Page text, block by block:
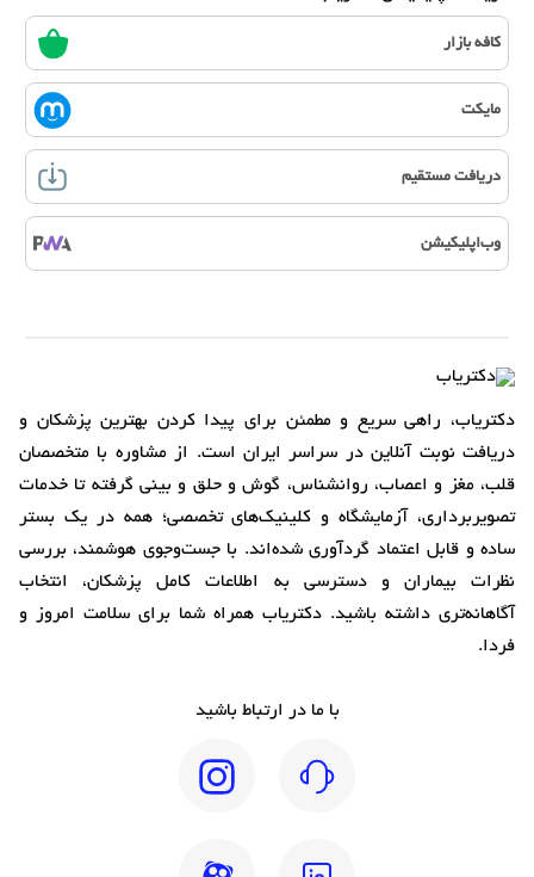
کافه بازار
مایکت
دریافت مستقیم
وب‌اپلیکیشن
دکتریاب، راهی سریع و مطمئن برای پیدا کردن بهترین پزشکان و
دریافت نوبت آنلاین در سراسر ایران است. از مشاوره با متخصصان
قلب، مغز و اعصاب، روانشناس، گوش و حلق و بینی گرفته تا خدمات
تصویربرداری، آزمایشگاه و کلینیک‌های تخصصی؛ همه در یک بستر
ساده و قابل اعتماد گردآوری شده‌اند. با جست‌وجوی هوشمند، بررسی
نظرات بیماران و دسترسی به اطلاعات کامل پزشکان، انتخاب
آگاهانه‌تری داشته باشید. دکتریاب همراه شما برای سلامت امروز و
فردا.
با ما در ارتباط باشید